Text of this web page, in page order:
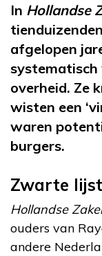
In Hollandse
afgelopen
overheid. Ze
wisten een
waren
burgers.
Zwarte lijst
Hollandse
ouders van
andere